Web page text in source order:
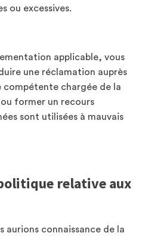
ou excessives.
applicable, vous
une réclamation auprès
chargée de la
former un recours
sont utilisées à mauvais
relative aux
aurions connaissance de la